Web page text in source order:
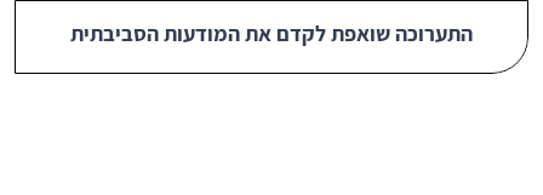
התערוכה שואפת לקדם את המודעות הסביבתית